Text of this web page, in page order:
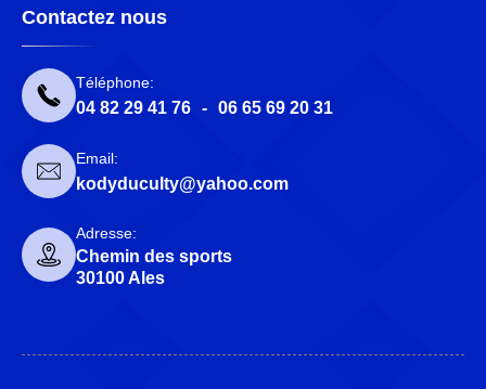
Contactez nous
Téléphone:
04 82 29 41 76 - 06 65 69 20 31
Email:
kodyduculty@yahoo.com
Adresse:
Chemin des sports
30100 Ales